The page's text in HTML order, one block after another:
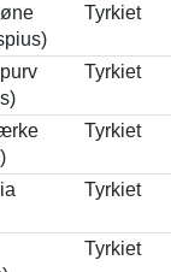
Tyrkiet
Tyrkiet
Tyrkiet
Tyrkiet
Tyrkiet